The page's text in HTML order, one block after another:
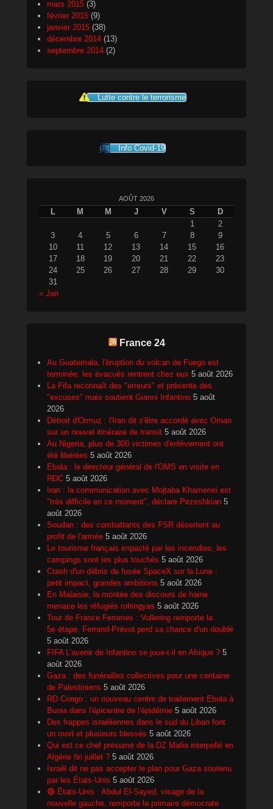
mars 2015 (3)
février 2015 (9)
janvier 2015 (38)
décembre 2014 (13)
septembre 2014 (2)
Lutte contre le terrorisme
Info Covid-19
AOÛT 2026
L M M J V S
D
1
2
3
4 5 6 7 8
9
10
11 12 13 14 15
16
17
18 19 20 21 22
23
24
25 26 27 28 29
30
31
« Jan
France 24
Au Guatemala, l'éruption du volcan de Fuego est
terminée, les évacués rentrent chez eux 5 août 2026
La Fifa reconnaît des "erreurs" et présente des
"excuses" mais soutient Gianni Infantino 5 août
2026
Détroit d'Ormuz : l'Iran dit s'être accordé avec Oman
sur un nouvel itinéraire de transit 5 août 2026
Au Nigeria, plus de 300 victimes d'enlèvement ont
été libérées 5 août 2026
Ebola : le directeur général de l'OMS en visite en
RDC 5 août 2026
Iran : la communication avec Mojtaba Khamenei est
"très difficile en ce moment", déclare Pezeshkian 5
août 2026
Soudan : des combattants des FSR désertent au
profit de l'armée 5 août 2026
Le tourisme français impacté par les incendies, les
campings sont les plus touchés 5 août 2026
Crash d'un débris de fusée SpaceX sur la Lune :
petit impact, grandes ambitions 5 août 2026
En Malaisie, la montée des discours de haine
menace les réfugiés rohingyas 5 août 2026
Tour de France Femmes : Vollering remporte la
5e étape, Ferrand-Prévot perd sa chance d'un doublé
5 août 2026
FIFA L'avenir de Infantino se joue-t-il en Afrique ? 5
août 2026
Gaza : des funérailles collectives pour une centaine
de Palestiniens 5 août 2026
RD Congo : un nouveau centre de traitement Ebola à
Bunia dans l'épicentre de l'épidémie 5 août 2026
Des frappes israéliennes dans le sud du Liban font
un mort et plusieurs blessés 5 août 2026
Qui est ce chef présumé de la DZ Mafia interpellé en
Algérie fin juillet ? 5 août 2026
Israël dit ne pas accepter le plan pour Gaza soutenu
par les États-Unis 5 août 2026
🔴 États-Unis : Abdul El-Sayed, visage de la
nouvelle gauche, remporte la primaire démocrate